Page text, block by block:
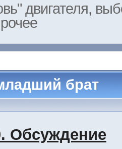
двигателя,
брат
Обсуждение